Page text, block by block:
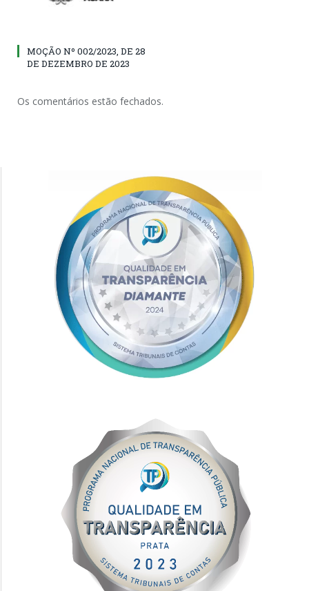
MOÇÃO Nº 002/2023, DE 28
DE DEZEMBRO DE 2023
Os comentários estão fechados.